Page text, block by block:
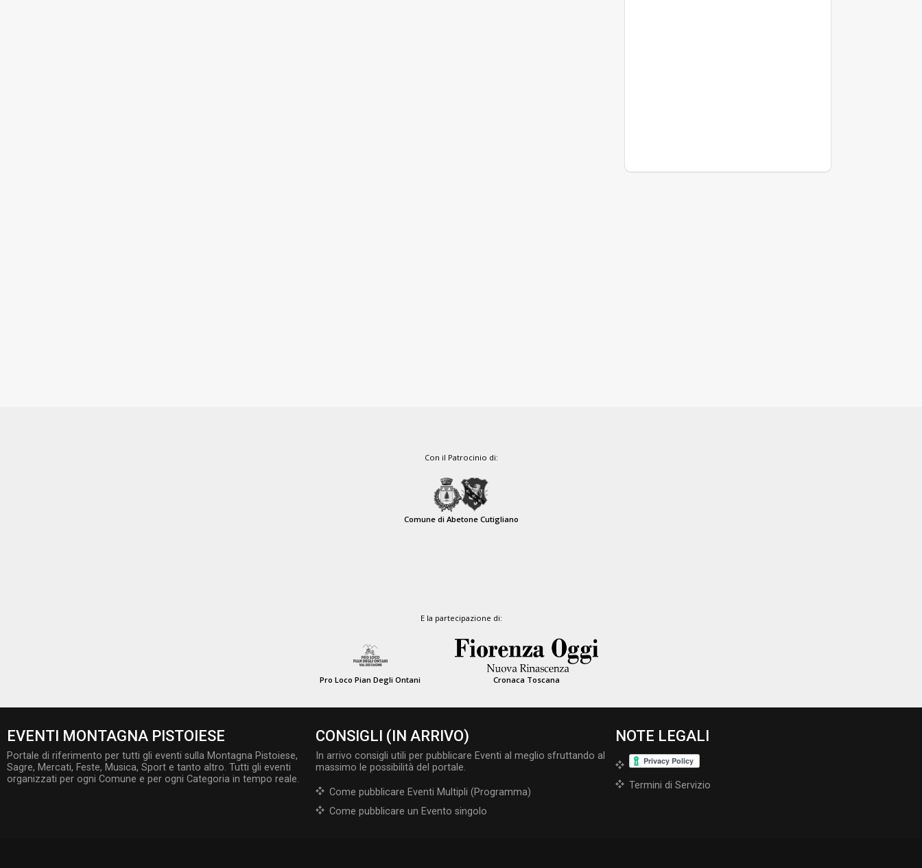
Con il Patrocinio di:
Comune di Abetone Cutigliano
E la partecipazione di:
Pro Loco Pian Degli Ontani Cronaca Toscana
EVENTI MONTAGNA PISTOIESE
Portale di riferimento per tutti gli eventi sulla Montagna Pistoiese,
Sagre, Mercati, Feste, Musica, Sport e tanto altro. Tutti gli eventi
organizzati per ogni Comune e per ogni Categoria in tempo reale.
CONSIGLI (IN ARRIVO)
In arrivo consigli utili per pubblicare Eventi al meglio sfruttando al
massimo le possibilità del portale.
Come pubblicare Eventi Multipli (Programma)
Come pubblicare un Evento singolo
NOTE LEGALI
Termini di Servizio